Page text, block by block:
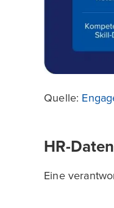
Quelle:
HR-
Eine